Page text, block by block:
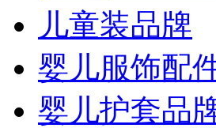
儿童装品牌
婴儿服饰配
婴儿护套品